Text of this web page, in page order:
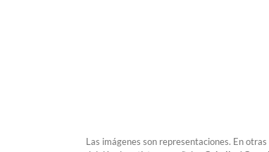
Las imágenes son representaciones. En